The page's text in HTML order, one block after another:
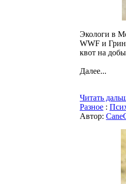
Экологи в
WWF и
квот на
Далее...
Читать
Разное :
Автор: